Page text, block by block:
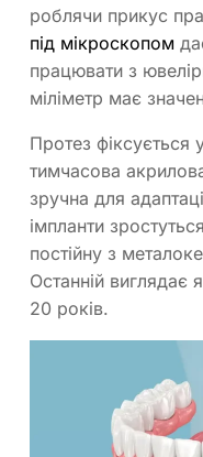
роблячи прикус
під мікроскопом
працювати з
міліметр має
Протез фіксується
тимчасова
зручна для
імпланти
постійну з
Останній виглядає
20 років.